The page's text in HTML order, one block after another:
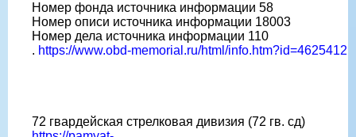
Номер фонда источника информации 58
Номер описи источника информации 18003
Номер дела источника информации 110
. https://www.obd-memorial.ru/html/info.htm?id=4625412
72 гвардейская стрелковая дивизия (72 гв. сд)